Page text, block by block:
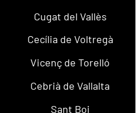
Cugat del Vallès
Cecília de Voltregà
Vicenç de Torelló
Cebrià de Vallalta
Sant Boi